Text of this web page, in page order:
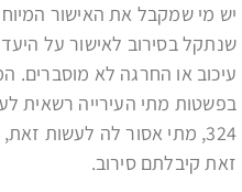
יש מי שמקבל את האישור
עיכוב או החרגה לא מוסברים.
בפשטות מתי העירייה רשאית
324, מתי אסור לה לעשות
זאת קיבלתם סירוב.